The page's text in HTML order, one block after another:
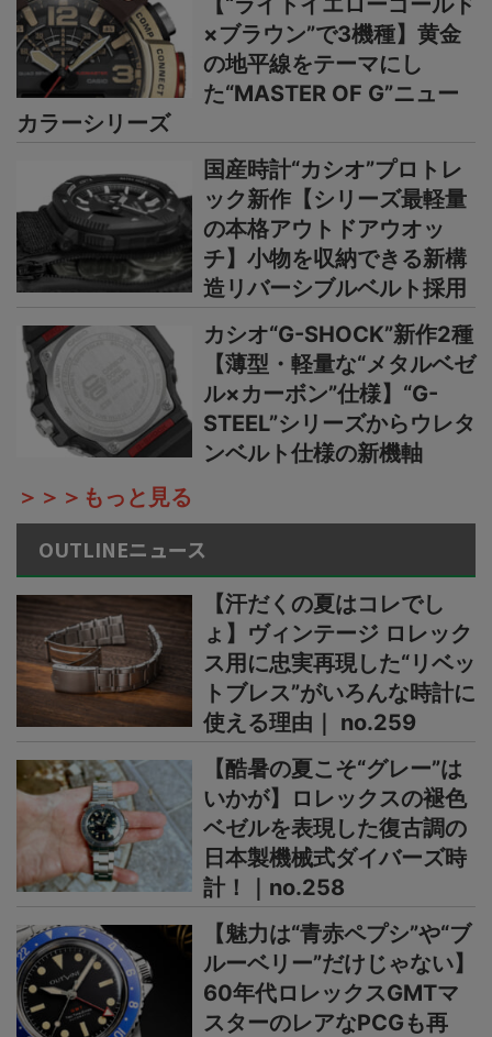
×ブラウン”で3機種】黄金
の地平線をテーマにし
た“MASTER OF G”ニュー
カラーシリーズ
国産時計“カシオ”プロトレ
ック新作【シリーズ最軽量
の本格アウトドアウオッ
チ】小物を収納できる新構
造リバーシブルベルト採用
カシオ“G-SHOCK”新作2種
【薄型・軽量な“メタルベゼ
ル×カーボン”仕様】“G-
STEEL”シリーズからウレタ
ンベルト仕様の新機軸
＞＞＞もっと見る
OUTLINEニュース
【汗だくの夏はコレでし
ょ】ヴィンテージ ロレック
ス用に忠実再現した“リベッ
トブレス”がいろんな時計に
使える理由｜ no.259
【酷暑の夏こそ“グレー”は
いかが】ロレックスの褪色
ベゼルを表現した復古調の
日本製機械式ダイバーズ時
計！｜no.258
【魅力は“青赤ペプシ”や“ブ
ルーベリー”だけじゃない】
60年代ロレックスGMTマ
スターのレアなPCGも再